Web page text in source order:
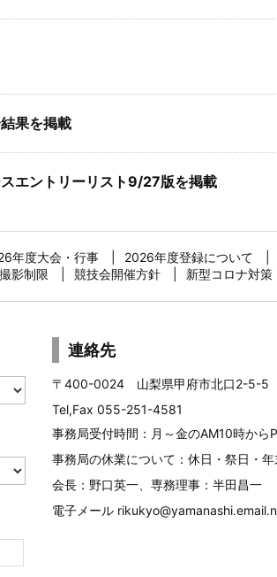
果を掲載
エントリーリスト9/27版を掲載
年度大会・行事 2026年度登録について
影制限
競技会開催方針 新型コロナ対策
連絡先
〒400-0024 山梨県甲府市北口2-5-5
Tel,Fax 055-251-4581
事務局受付時間：月～金のAM10時から
事務局の休業について：休日・祭日・
会長：野口英一、専務理事：半田昌一
電子メール